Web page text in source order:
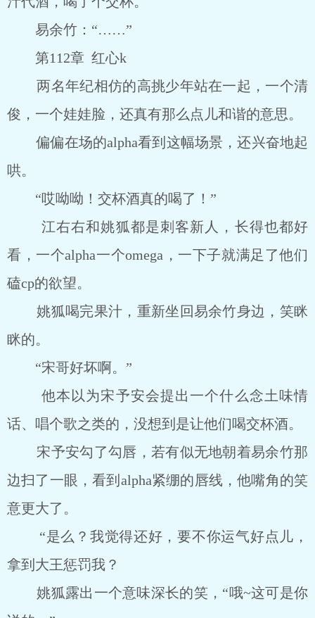
易余竹：“……”
第112章 红心k
两名年纪相仿的高挑少年站在一起，一个清
俊，一个娃娃脸，还真有那么点儿和谐的意思。
偏偏在场的alpha看到这幅场景，还兴奋地起
哄。
“哎呦呦！交杯酒真的喝了！”
江右右和姚狐都是刺客新人，长得也都好
看，一个alpha一个omega，一下子就满足了他们
磕cp的欲望。
姚狐喝完果汁，重新坐回易余竹身边，笑眯
眯的。
“宋哥好坏啊。”
他本以为宋予安会提出一个什么念土味情
话、唱个歌之类的，没想到是让他们喝交杯酒。
宋予安勾了勾唇，若有似无地朝着易余竹那
边扫了一眼，看到alpha紧绷的唇线，他嘴角的笑
意更大了。
“是么？我觉得还好，要不你运气好点儿，
拿到大王惩罚我？
姚狐露出一个意味深长的笑，“哦~这可是你